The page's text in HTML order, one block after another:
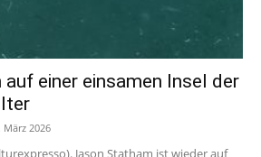
einer einsamen Insel der
März 2026
Jason Statham ist wieder auf